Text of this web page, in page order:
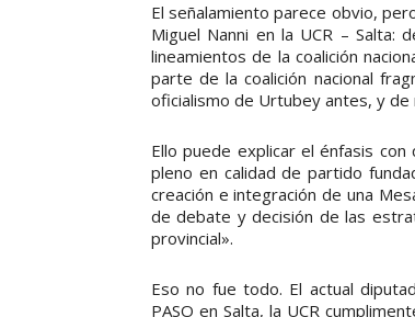
El señalamiento parece obvio,
Miguel Nanni en la UCR – Salta:
lineamientos de la coalición
parte de la coalición nacional
oficialismo de Urtubey antes, y
Ello puede explicar el énfasis
pleno en calidad de partido
creación e integración de una
de debate y decisión de las
provincial».
Eso no fue todo. El actual
PASO en Salta, la UCR